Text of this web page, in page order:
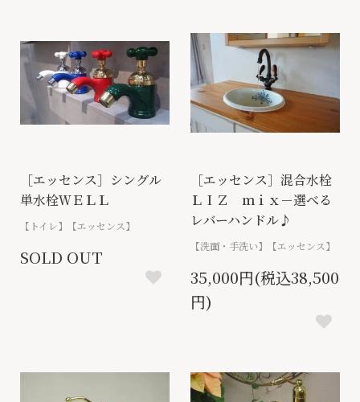
［エッセンス］シングル
単水栓ＷＥＬＬ
【トイレ】【エッセンス】
SOLD OUT
［エッセンス］混合水栓
ＬＩＺ ｍｉｘ－選べる
レバーハンドル♪
【洗面・手洗い】【エッセンス】
35,000円(税込38,500
円)